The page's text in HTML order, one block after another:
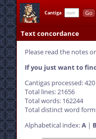
Cantiga Go
Text concordance
Please read the notes
If you just want to
Cantigas processed: 420
Total lines: 21656
Total words: 162244
Total distinct word
Alphabetical index:A| B